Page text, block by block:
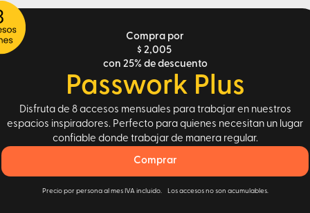
Compra por
$ 2,005
con 25% de descuento
Passwork Plus
Disfruta de 8 accesos mensuales para trabajar en nuestros
espacios inspiradores. Perfecto para quienes necesitan un lugar
confiable donde trabajar de manera regular.
Comprar
Precio por persona al mes IVA incluido. Los accesos no son acumulables.